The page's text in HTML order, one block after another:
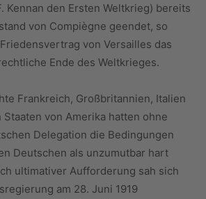
Kennan den Ersten Weltkrieg) bereits
von Compiègne geendet, so
von Versailles das
Ende des Weltkrieges.
Frankreich, Großbritannien, Italien
von Amerika hatten ohne
Delegation die Bedingungen
Deutschen als unzumutbar hart
ultimativer Aufforderung sah sich
am 28. Juni 1919